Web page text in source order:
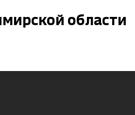
области